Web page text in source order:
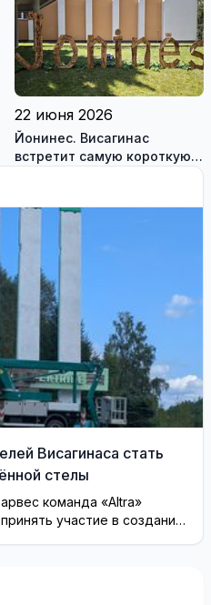
22 июня 2026
Йонинес. Висагинас
встретит самую короткую
Висагинаса стать
стелы
команда «Altra»
участие в создании